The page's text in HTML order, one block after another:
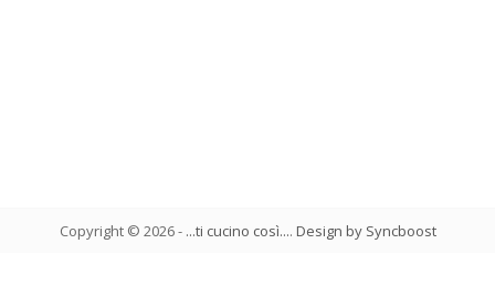
Copyright © 2026- ...ti cucino così.... Design by Syncboost